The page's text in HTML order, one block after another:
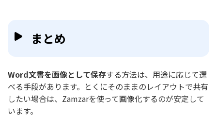
まとめ
Word文書を画像として保存する方法は、用途に応じて選
べる手段があります。とくにそのままのレイアウトで共有
したい場合は、Zamzarを使って画像化するのが安定して
います。